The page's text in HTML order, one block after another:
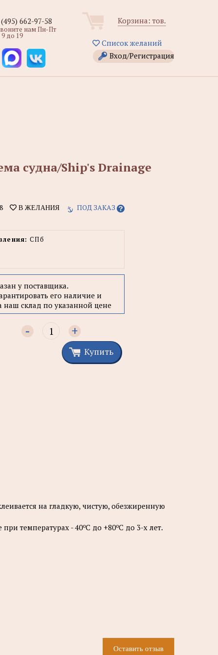
Корзина: тов.
Список желаний
Вход/Регистрация
662-97-58
нам Пн-Пт
9 до 19
судна/Ship's Drainage
В ЖЕЛАНИЯ ПОД ЗАКАЗ
СПб
у поставщика.
его наличие и
наш склад по указанной цене
- +
Купить
на гладкую, чистую, обезжиренную
температурах - 40оС до +80оС до 3-х лет.
Оставить отзыв